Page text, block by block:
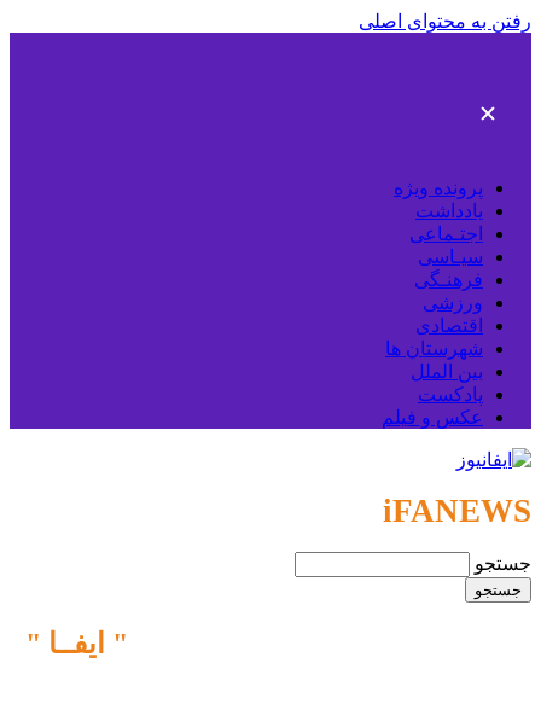
رفتن به محتوای اصلی
پرونده ویژه
یادداشت
اجتـماعی
سیـاسی
فرهنـگی
ورزشی
اقتصادی
شهرستان ها
بین الملل
پادکست
عکس و فیلم
iFANEWS
جستجو
" ایفــا "